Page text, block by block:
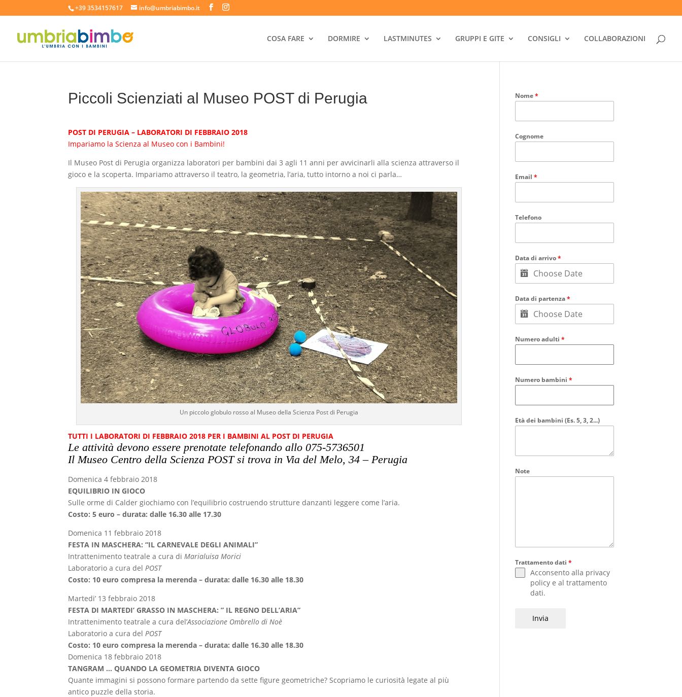
+39 3534157617 info@umbriabimbo.it
COSA FARE DORMIRE LASTMINUTES GRUPPI E GITE CONSIGLI COLLABORAZIONI
Piccoli Scienziati al Museo POST di Perugia
POST DI PERUGIA – LABORATORI DI FEBBRAIO 2018
Impariamo la Scienza al Museo con i Bambini!
Il Museo Post di Perugia organizza laboratori per bambini dai 3 agli 11 anni per avvicinarli alla scienza attraverso il
gioco e la scoperta. Impariamo attraverso il teatro, la geometria, l’aria, tutto intorno a noi ci parla…
Un piccolo globulo rosso al Museo della Scienza Post di Perugia
TUTTI I LABORATORI DI FEBBRAIO 2018 PER I BAMBINI AL POST DI PERUGIA
Le attività devono essere prenotate telefonando allo 075-5736501
Il Museo Centro della Scienza POST si trova in Via del Melo, 34 – Perugia
Domenica 4 febbraio 2018
EQUILIBRIO IN GIOCO
Sulle orme di Calder giochiamo con l’equilibrio costruendo strutture danzanti leggere come l’aria.
Costo: 5 euro – durata: dalle 16.30 alle 17.30
Domenica 11 febbraio 2018
FESTA IN MASCHERA: “IL CARNEVALE DEGLI ANIMALI”
Intrattenimento teatrale a cura diMarialuisa Morici
Laboratorio a cura del POST
Costo: 10 euro compresa la merenda – durata: dalle 16.30 alle 18.30
Martedi’ 13 febbraio 2018
FESTA DI MARTEDI’ GRASSO IN MASCHERA: ” IL REGNO DELL’ARIA”
Intrattenimento teatrale a cura del’Associazione Ombrello di Noè
Laboratorio a cura delPOST
Costo: 10 euro compresa la merenda – durata: dalle 16.30 alle 18.30
Domenica 18 febbraio 2018
TANGRAM … QUANDO LA GEOMETRIA DIVENTA GIOCO
Quante immagini si possono formare partendo da sette figure geometriche? Scopriamo le curiosità legate al più
antico puzzle della storia.
Nome*
Cognome
Email*
Telefono
Data di arrivo*
Data di partenza*
Numero adulti*
Numero bambini*
Età dei bambini (Es. 5, 3, 2...)
Note
Trattamento dati*
Acconsento alla privacy
policy e altrattamento
dati.
Invia